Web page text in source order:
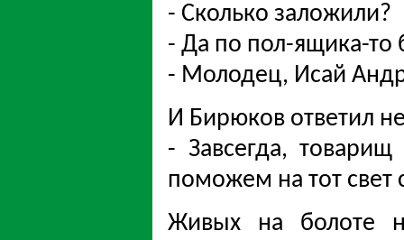
- Сколько заложили?
- Да по пол-ящика-то
- Молодец, Исай
И Бирюков ответил
- Завсегда,
поможем на тот свет
Живых на болоте